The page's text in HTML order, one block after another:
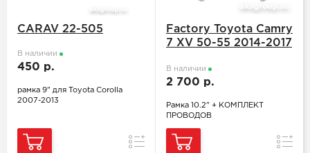
CARAV 22-505
В наличии
450 р.
рамка 9" для Toyota Corolla
2007-2013
Сравнение
Factory Toyota Camry
7 XV 50-55 2014-2017
В наличии
2 700 р.
Рамка 10.2" + КОМПЛЕКТ
ПРОВОДОВ